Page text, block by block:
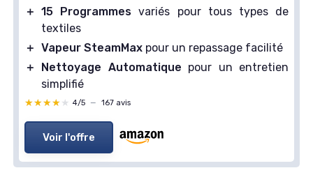
＋ 15 Programmes variés pour tous types de
textiles
＋ Vapeur SteamMax pour un repassage facilité
＋
Nettoyage Automatique pour un entretien
simplifié
★★★★★
★★★★★ 4/5 — 167 avis
Voir l'offre